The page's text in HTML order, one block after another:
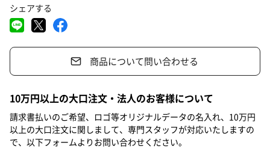
送る相手にコーヒー器具がなくても心配ありません。
大切なあの人へいかがでしょうか?
3種類のコーヒーが楽しめる、贅沢ギフト！
「0566ブレンド」
当店一番人気のハウスブレンドは、
#取引先男性
#同僚男性
#妻 #息子 #親戚男性 #彼氏
#20代前半 #20代後半 #30代 #40代 #50代
シェアする
商品について問い合わせる
10万円以上の大口注文・法人のお客様について
請求書払いのご希望、ロゴ等オリジナルデータの名入れ、10万円
以上の大口注文に関しまして、専門スタッフが対応いたしますの
で、以下フォームよりお問い合わせください。